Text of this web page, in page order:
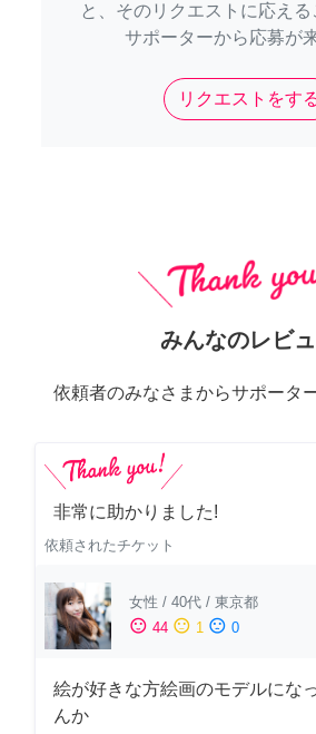
と、そのリクエストに応え
サポーターから応募が
リクエストをす
みんなのレビ
依頼者のみなさまからサポータ
非常に助かりました!
依頼されたチケット
女性 / 40代 / 東京都
sentiment_satisfied 44 sentiment_neutral 1 sentiment_dissatisfied 0
絵が好きな方絵画のモデルにな
んか